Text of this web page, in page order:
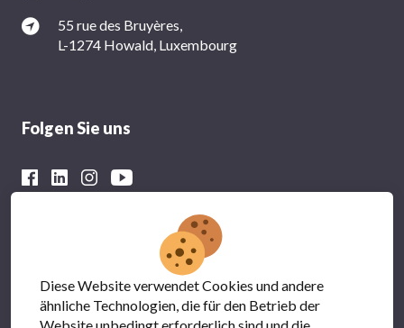
55 rue des Bruyères,
L-1274 Howald, Luxembourg
Folgen Sie uns
Mit der finanziellen Unterstützung von
Diese Website verwendet Cookies und andere
ähnliche Technologien, die für den Betrieb der